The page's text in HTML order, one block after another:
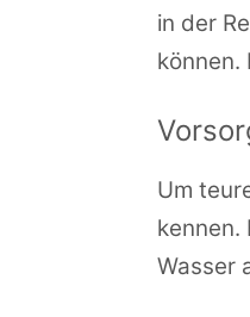
in der
können.
Um
kennen.
Wasser